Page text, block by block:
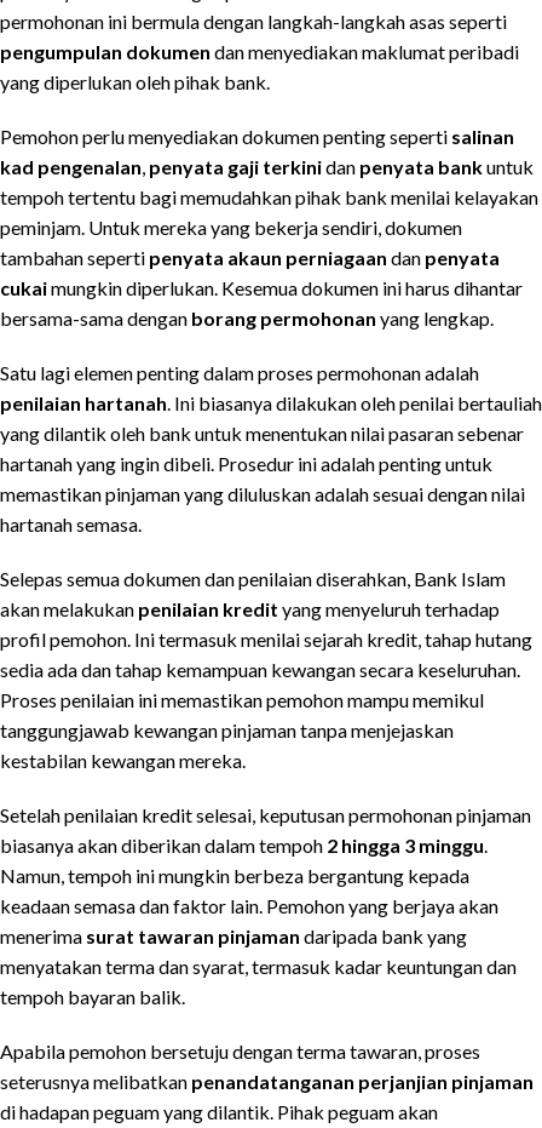
permohonan ini bermula dengan langkah-langkah asas seperti
pengumpulan dokumen dan menyediakan maklumat peribadi
yang diperlukan oleh pihak bank.
Pemohon perlu menyediakan dokumen penting seperti salinan
kad pengenalan penyata gaji terkinidan penyata bankuntuk
tempoh tertentu bagi memudahkan pihak bank menilai kelayakan
peminjam. Untuk mereka yang bekerja sendiri, dokumen
tambahan seperti penyata akaun perniagaan dan penyata
cukaimungkin diperlukan. Kesemua dokumen ini harus dihantar
bersama-sama dengan borang permohonan yang lengkap.
Satu lagi elemen penting dalam proses permohonan adalah
penilaian hartanah . Ini biasanya dilakukan oleh penilai bertauliah
yang dilantik oleh bank untuk menentukan nilai pasaran sebenar
hartanah yang ingin dibeli. Prosedur ini adalah penting untuk
memastikan pinjaman yang diluluskan adalah sesuai dengan nilai
hartanah semasa.
Selepas semua dokumen dan penilaian diserahkan, Bank Islam
akan melakukan penilaian kredit yang menyeluruh terhadap
profil pemohon. Ini termasuk menilai sejarah kredit, tahap hutang
sedia ada dan tahap kemampuan kewangan secara keseluruhan.
Proses penilaian ini memastikan pemohon mampu memikul
tanggungjawab kewangan pinjaman tanpa menjejaskan
kestabilan kewangan mereka.
Setelah penilaian kredit selesai, keputusan permohonan pinjaman
biasanya akan diberikan dalam tempoh 2 hingga 3 minggu
Namun, tempoh ini mungkin berbeza bergantung kepada
keadaan semasa dan faktor lain. Pemohon yang berjaya akan
menerima surat tawaran pinjaman daripada bank yang
menyatakan terma dan syarat, termasuk kadar keuntungan dan
tempoh bayaran balik.
Apabila pemohon bersetuju dengan terma tawaran, proses
seterusnya melibatkan penandatanganan perjanjian pinjaman
di hadapan peguam yang dilantik. Pihak peguam akan